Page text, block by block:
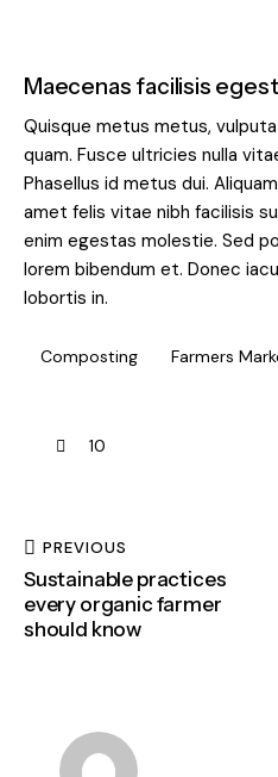
Maecenas facilisis
Quisque metus metus,
quam. Fusce ultricies nulla
Phasellus id metus dui.
amet felis vitae nibh facilisis
enim egestas molestie. Sed
lorem bibendum et. Donec
lobortis in.
Composting Farmers
10
PREVIOUS
Sustainable practices
every organic farmer
should know